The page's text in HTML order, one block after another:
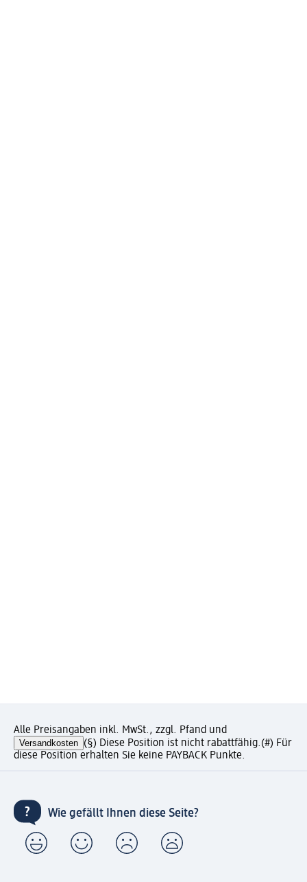
Alle Preisangaben inkl. MwSt., zzgl. Pfand und
Versandkosten (§) Diese Position ist nicht rabattfähig.(#) Für
diese Position erhalten Sie keine PAYBACK Punkte.
Wie gefällt Ihnen diese Seite?